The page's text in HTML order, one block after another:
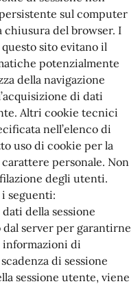
sul computer
chiusura del browser. I
sito evitano il
potenzialmente
della navigazione
di dati
Altri cookie tecnici
nell’elenco di
uso di cookie per la
personale. Non
degli utenti.
seguenti:
della sessione
server per garantirne
di
di sessione
sessione utente, viene